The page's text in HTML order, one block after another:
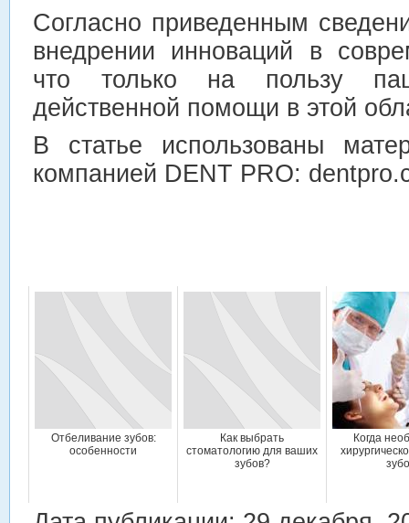
Согласно приведенным
внедрении инноваций в
что только на пользу
действенной помощи в этой
В статье использованы
компанией DENT PRO:
Отбеливание зубов:
особенности
Как выбрать
стоматологию для ваших
зубов?
Когда